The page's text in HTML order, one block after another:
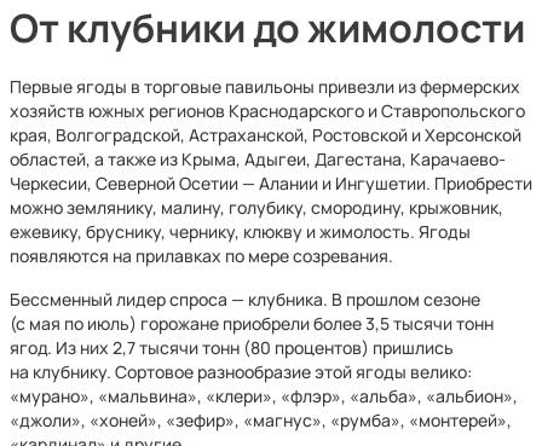
От клубники до жимолости
Первые ягоды в торговые павильоны привезли из фермерских
хозяйств южных регионов Краснодарского и Ставропольского
края, Волгоградской, Астраханской, Ростовской и Херсонской
областей, а также из Крыма, Адыгеи, Дагестана, Карачаево-
Черкесии, Северной Осетии — Алании и Ингушетии. Приобрести
можно землянику, малину, голубику, смородину, крыжовник,
ежевику, бруснику, чернику, клюкву и жимолость. Ягоды
появляются на прилавках по мере созревания.
Бессменный лидер спроса — клубника. В прошлом сезоне
(с мая по июль) горожане приобрели более 3,5 тысячи тонн
ягод. Из них 2,7 тысячи тонн (80 процентов) пришлись
на клубнику. Сортовое разнообразие этой ягоды велико:
«мурано», «мальвина», «клери», «флэр», «альба», «альбион»,
«джоли», «хоней», «зефир», «магнус», «румба», «монтерей»,